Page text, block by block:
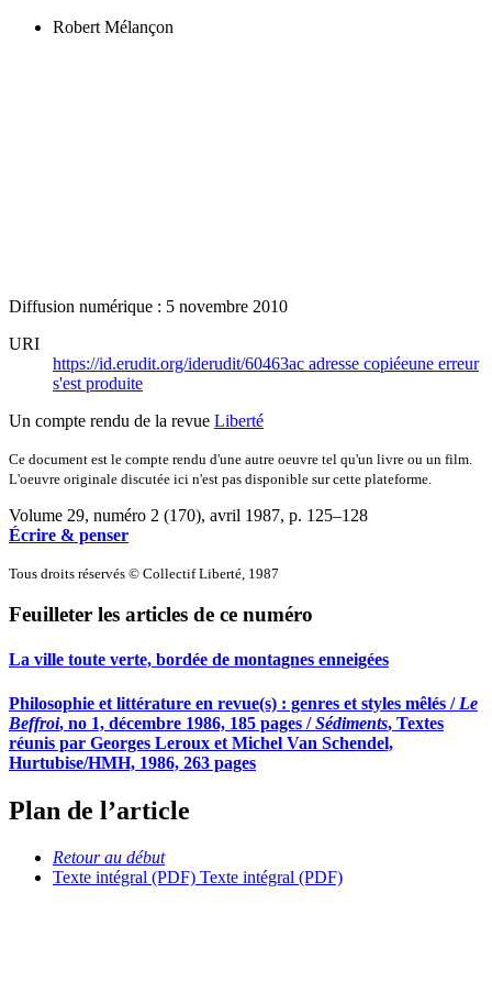
Robert Mélançon
Diffusion numérique : 5 novembre 2010
URI
https://id.erudit.org/iderudit/60463ac adresse copiéeune erreur
s'est produite
Un compte rendu de la revue Liberté
Ce document est le compte rendu d'une autre oeuvre tel qu'un livre ou un film.
L'oeuvre originale discutée ici n'est pas disponible sur cette plateforme.
Volume 29, numéro 2 (170), avril 1987, p. 125–128
Écrire & penser
Tous droits réservés © Collectif Liberté, 1987
Feuilleter les articles de ce numéro
La ville toute verte, bordée de montagnes enneigées
Philosophie et littérature en revue(s) : genres et styles mêlés / Le
Beffroi, no 1, décembre 1986, 185 pages /Sédiments, Textes
réunis par Georges Leroux et Michel Van Schendel,
Hurtubise/HMH, 1986, 263 pages
Plan de l’article
Retour au début
Texte intégral (PDF) Texte intégral (PDF)